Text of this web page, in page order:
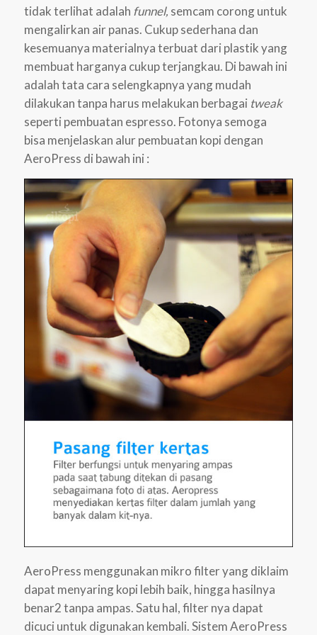
tidak terlihat adalah funnel, semcam corong untuk
mengalirkan air panas. Cukup sederhana dan
kesemuanya materialnya terbuat dari plastik yang
membuat harganya cukup terjangkau. Di bawah ini
adalah tata cara selengkapnya yang mudah
dilakukan tanpa harus melakukan berbagai tweak
seperti pembuatan espresso. Fotonya semoga
bisa menjelaskan alur pembuatan kopi dengan
AeroPress di bawah ini :
AeroPress menggunakan mikro filter yang diklaim
dapat menyaring kopi lebih baik, hingga hasilnya
benar2 tanpa ampas. Satu hal, filter nya dapat
dicuci untuk digunakan kembali. Sistem AeroPress